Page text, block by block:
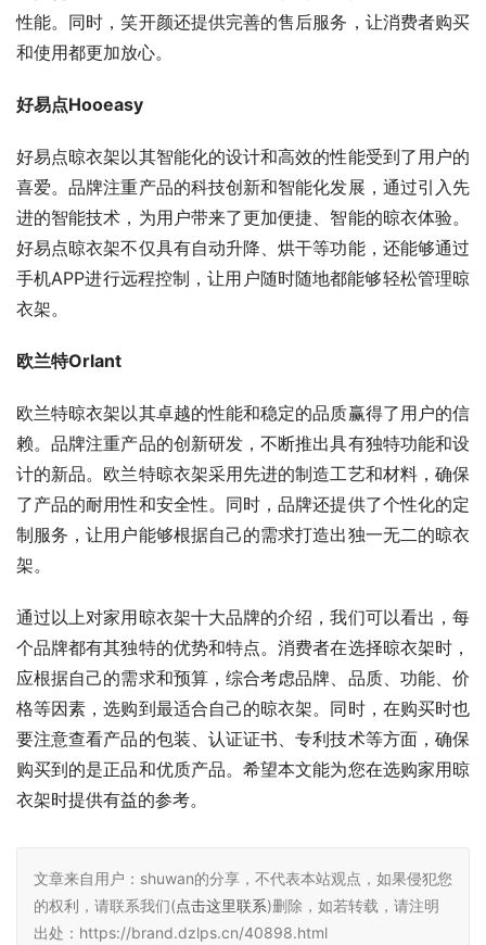
性能。同时，笑开颜还提供完善的售后服务，让消费者购买
和使用都更加放心。
好易点Hooeasy
好易点晾衣架以其智能化的设计和高效的性能受到了用户的
喜爱。品牌注重产品的科技创新和智能化发展，通过引入先
进的智能技术，为用户带来了更加便捷、智能的晾衣体验。
好易点晾衣架不仅具有自动升降、烘干等功能，还能够通过
手机APP进行远程控制，让用户随时随地都能够轻松管理晾
衣架。
欧兰特Orlant
欧兰特晾衣架以其卓越的性能和稳定的品质赢得了用户的信
赖。品牌注重产品的创新研发，不断推出具有独特功能和设
计的新品。欧兰特晾衣架采用先进的制造工艺和材料，确保
了产品的耐用性和安全性。同时，品牌还提供了个性化的定
制服务，让用户能够根据自己的需求打造出独一无二的晾衣
架。
通过以上对家用晾衣架十大品牌的介绍，我们可以看出，每
个品牌都有其独特的优势和特点。消费者在选择晾衣架时，
应根据自己的需求和预算，综合考虑品牌、品质、功能、价
格等因素，选购到最适合自己的晾衣架。同时，在购买时也
要注意查看产品的包装、认证证书、专利技术等方面，确保
购买到的是正品和优质产品。希望本文能为您在选购家用晾
衣架时提供有益的参考。
文章来自用户：shuwan的分享，不代表本站观点，如果侵犯您
的权利，请联系我们(点击这里联系)删除，如若转载，请注明
出处：https://brand.dzlps.cn/40898.html